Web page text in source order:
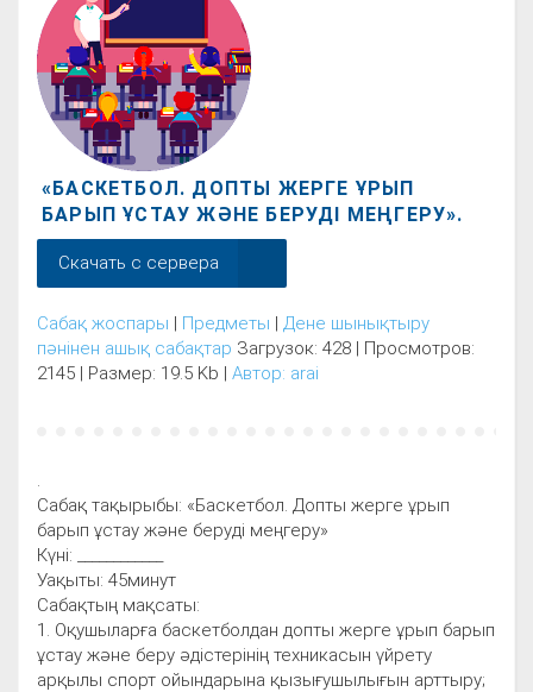
«БАСКЕТБОЛ. ДОПТЫ ЖЕРГЕ ҰРЫП
БАРЫП ҰСТАУ ЖӘНЕ БЕРУДІ МЕҢГЕРУ».
Скачать с сервера
Сабақ жоспары | Предметы | Дене шынықтыру
пәнінен ашық сабақтар Загрузок: 428 | Просмотров:
2145 | Размер: 19.5 Kb | Автор: arai
Сабақ тақырыбы: «Баскетбол. Допты жерге ұрып
барып ұстау және беруді меңгеру»
Күні: ____________
Уақыты: 45минут
Сабақтың мақсаты:
1. Оқушыларға баскетболдан допты жерге ұрып барып
ұстау және беру әдістерінің техникасын үйрету
арқылы спорт ойындарына қызығушылығын арттыру;